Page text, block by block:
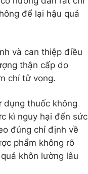
để lại hậu quả
và can thiệp điều
thận cấp do
chí tử vong.
dụng thuốc không
kì nguy hại đến sức
đúng chỉ định về
phẩm không rõ
khôn lường lâu